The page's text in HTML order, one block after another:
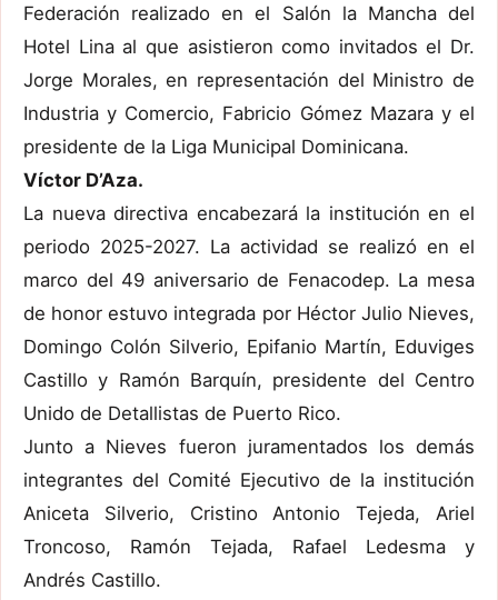
Federación realizado en el Salón la Mancha del
Hotel Lina al que asistieron como invitados el Dr.
Jorge Morales, en representación del Ministro de
Industria y Comercio, Fabricio Gómez Mazara y el
presidente de la Liga Municipal Dominicana.
Víctor D’Aza.
La nueva directiva encabezará la institución en el
periodo 2025-2027. La actividad se realizó en el
marco del 49 aniversario de Fenacodep. La mesa
de honor estuvo integrada por Héctor Julio Nieves,
Domingo Colón Silverio, Epifanio Martín, Eduviges
Castillo y Ramón Barquín, presidente del Centro
Unido de Detallistas de Puerto Rico.
Junto a Nieves fueron juramentados los demás
integrantes del Comité Ejecutivo de la institución
Aniceta Silverio, Cristino Antonio Tejeda, Ariel
Troncoso, Ramón Tejada, Rafael Ledesma y
Andrés Castillo.